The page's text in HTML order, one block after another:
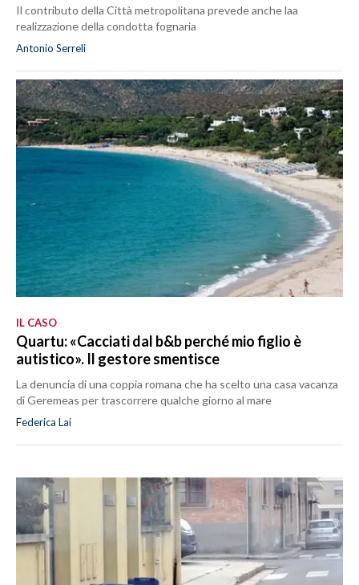
Il contributo della Città metropolitana prevede anche laa
realizzazione della condotta fognaria
Antonio Serreli
IL CASO
Quartu: «Cacciati dal b&b perché mio figlio è
autistico». Il gestore smentisce
La denuncia di una coppia romana che ha scelto una casa vacanza
di Geremeas per trascorrere qualche giorno al mare
Federica Lai